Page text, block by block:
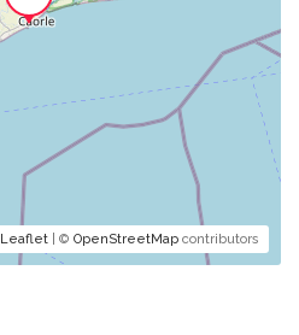
Leaflet | © OpenStreetMap contributors